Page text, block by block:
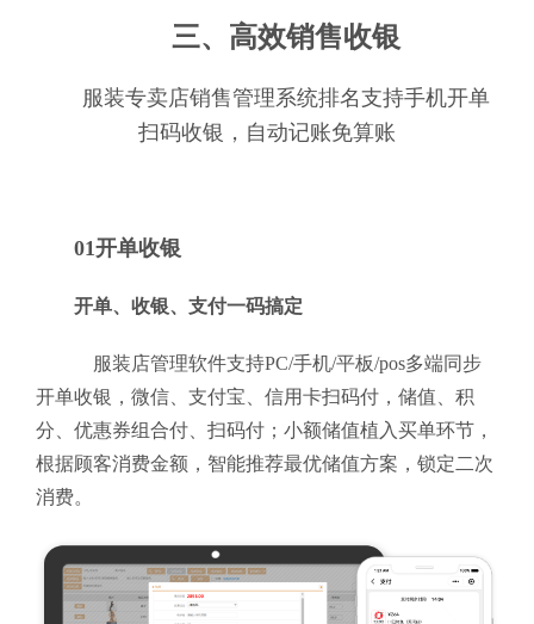
三、高效销售收银
服装专卖店销售管理系统排名支持手机开单
扫码收银，自动记账免算账
01开单收银
开单、收银、支付一码搞定
服装店管理软件支持PC/手机/平板/pos多端同步
开单收银，微信、支付宝、信用卡扫码付，储值、积
分、优惠券组合付、扫码付；小额储值植入买单环节，
根据顾客消费金额，智能推荐最优储值方案，锁定二次
消费。